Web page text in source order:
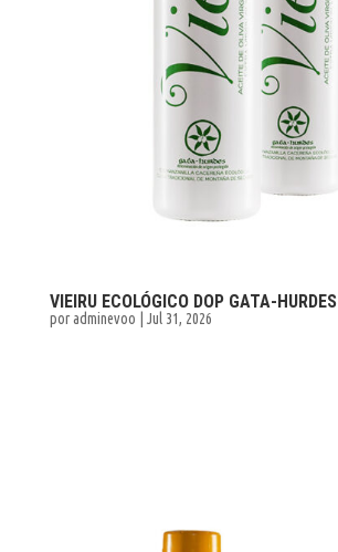
VIEIRU ECOLÓGICO DOP GATA-HURDES
poradminevoo Jul 31, 2026